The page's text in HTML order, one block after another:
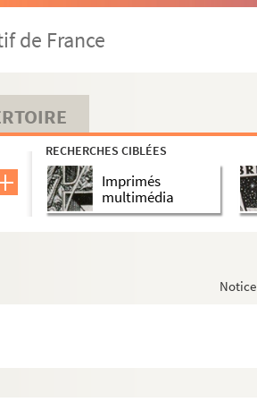
de France
RECHERCHES CIBLÉES
Imprimés
multimédia
Notice